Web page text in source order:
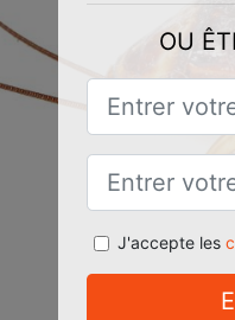
OU
J'accepte les